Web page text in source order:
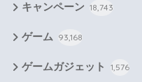
キャンペーン 18,743
ゲーム 93,168
ゲームガジェット 1,576